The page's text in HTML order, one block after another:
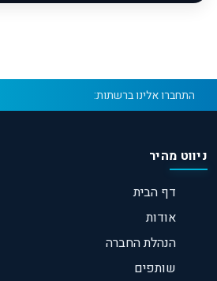
התחברו אלינו ברשתות:
ניווט מהיר
דף הבית
אודות
הנהלת החברה
שותפים